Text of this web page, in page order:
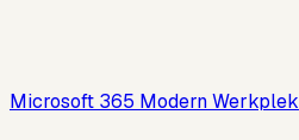
Microsoft 365 Modern Werkplek